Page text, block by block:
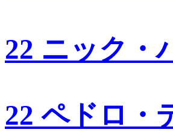
22 ニック・
22 ペドロ・